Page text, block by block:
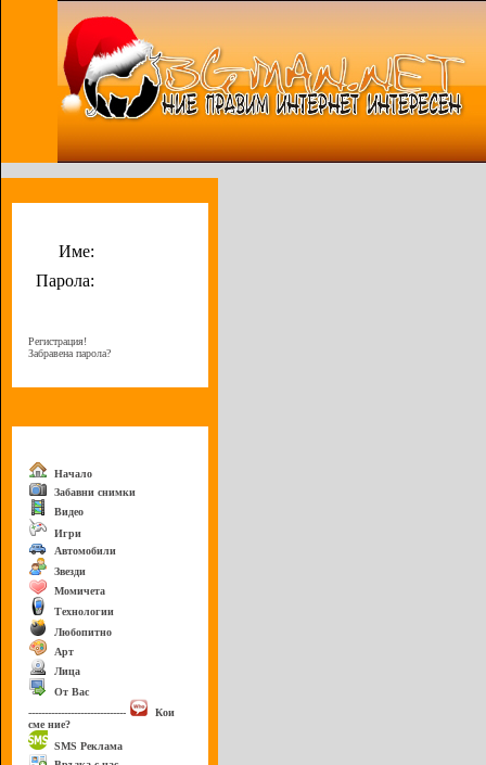
Име:
Парола:
Регистрация!
Забравена парола?
Начало
Забавни снимки
Видео
Игри
Автомобили
Звезди
Момичета
Технологии
Любопитно
Арт
Лица
От Вас
------------------------------
Кои
сме ние?
SMS Реклама